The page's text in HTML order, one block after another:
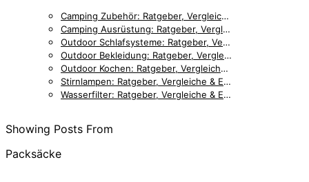
Camping Zubehör: Ratgeber, Vergleiche & Empfehlungen [2026]
Camping Ausrüstung: Ratgeber, Vergleiche & Empfehlungen [2026]
Outdoor Schlafsysteme: Ratgeber, Vergleiche & Empfehlungen [2026]
Outdoor Bekleidung: Ratgeber, Vergleiche & Empfehlungen [2026]
Outdoor Kochen: Ratgeber, Vergleiche & Empfehlungen [2026]
Stirnlampen: Ratgeber, Vergleiche & Empfehlungen [2026]
Wasserfilter: Ratgeber, Vergleiche & Empfehlungen [2026]
Showing Posts From
Packsäcke